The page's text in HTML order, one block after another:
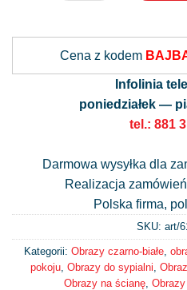
Cena z kodem
Infolinia
poniedziałek —
tel.: 881
Darmowa wysyłka dla
Realizacja
Polska firma,
SKU: art/
Kategorii: Obrazy czarno-białe,
pokoju, Obrazy do sypialni
Obrazy na ścianę